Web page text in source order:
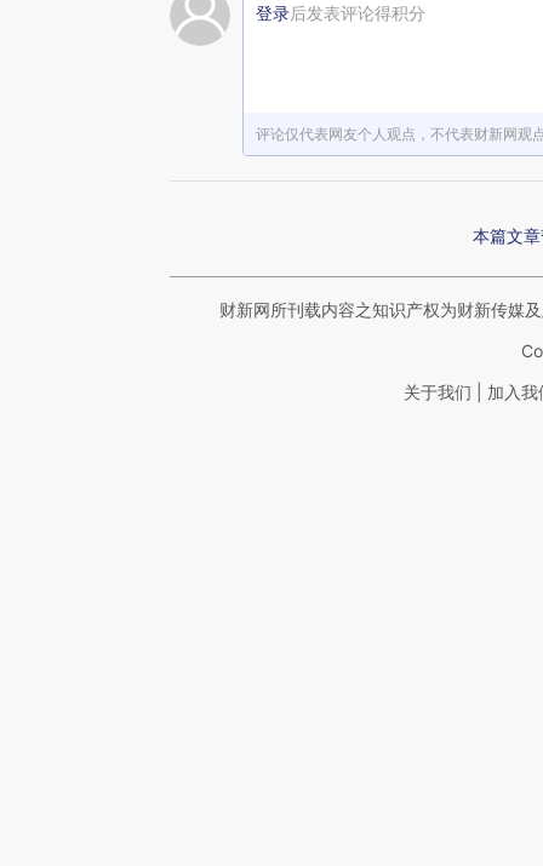
登录后发表评论得积分
评论仅代表网友个人观点，不代表财新网观
本篇文
财新网所刊载内容之知识产权为财新传媒
关于我们 加入我